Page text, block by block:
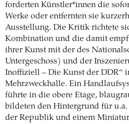
forderten Künstler*innen die
Werke oder entfernten sie
Ausstellung. Die Kritik richtete
Kombination und die damit
ihrer Kunst mit der des
Untergeschoss) und der
Inoffiziell – Die Kunst der DDR“
Mehrzweckhalle. Ein
führte in die obere Etage,
bildeten den Hintergrund für u.a.
der Republik und einem